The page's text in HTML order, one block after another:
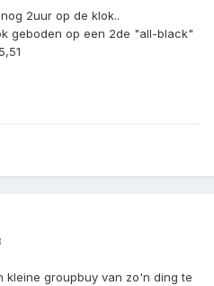
2uur op de klok..
geboden op een 2de "all-black"
kleine groupbuy van zo'n ding te